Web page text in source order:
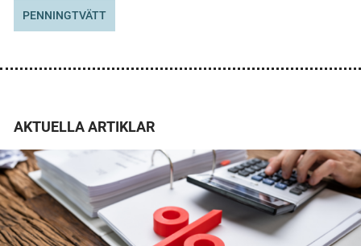
PENNINGTVÄTT
AKTUELLA ARTIKLAR